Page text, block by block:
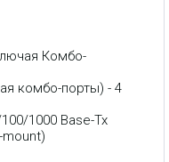
Комбо-
комбо-порты) - 4
1000 Base-Tx